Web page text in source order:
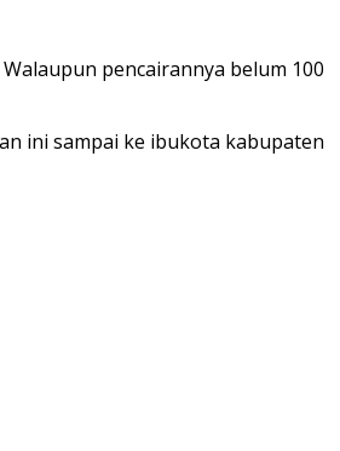
pencairannya belum 100
ini sampai ke ibukota kabupaten